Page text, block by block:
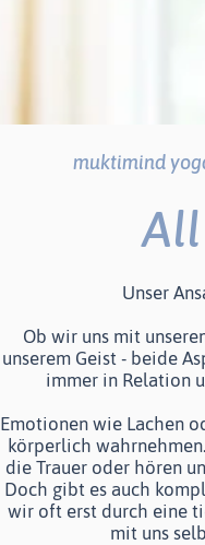
muktimind
Unser
Ob wir uns mit
unserem Geist - beide
immer in Relation
Emotionen wie Lachen
körperlich
die Trauer oder hören
Doch gibt es auch
wir oft erst durch eine
mit uns